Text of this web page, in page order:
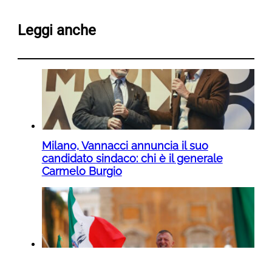
Leggi anche
Milano, Vannacci annuncia il suo
candidato sindaco: chi è il generale
Carmelo Burgio